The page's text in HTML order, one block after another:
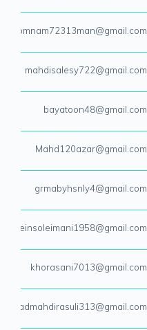
Gomnam72313man@gmail.com
mahdisalesy722@gmail.com
bayatoon48@gmail.com
Mahd120azar@gmail.com
grmabyhsnly4@gmail.com
hoseinsoleimani1958@gmail.com
khorasani7013@gmail.com